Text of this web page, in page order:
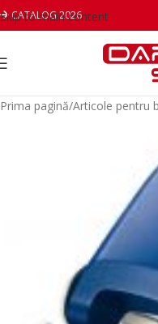
Skip to main content
CATALOG 2026
Prima pagină/Articole pentru